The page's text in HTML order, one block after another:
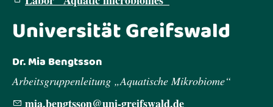
Universität Greifswald
Dr. Mia Bengtsson
Arbeitsgruppenleitung „Aquatische Mikrobiome“
m b ngtss n n-gr fsw ldd